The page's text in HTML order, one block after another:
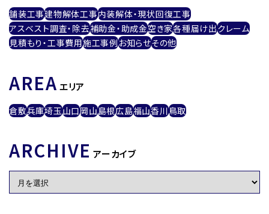
舗装工事建物解体工事内装解体・現状回復工事
アスベスト調査・除去補助金・助成金空き家各種届け出クレーム
見積もり・工事費用施工事例お知らせその他
AREA エリア
倉敷兵庫埼玉山口岡山島根広島福山香川鳥取
ARCHIVE アーカイブ